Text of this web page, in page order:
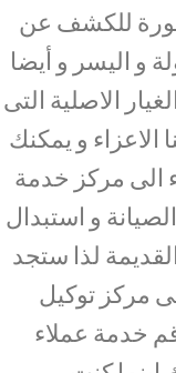
للكشف عن
و اليسر و أيضا
الاصلية التى
الاعزاء و يمكنك
الى مركز خدمة
و استبدال
لذا ستجد
مركز توكيل
خدمة عملاء